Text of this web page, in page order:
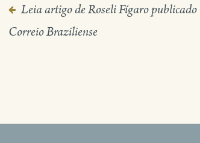
Navegação
Leia artigo de Roseli Fígaro publicado
Correio Braziliense